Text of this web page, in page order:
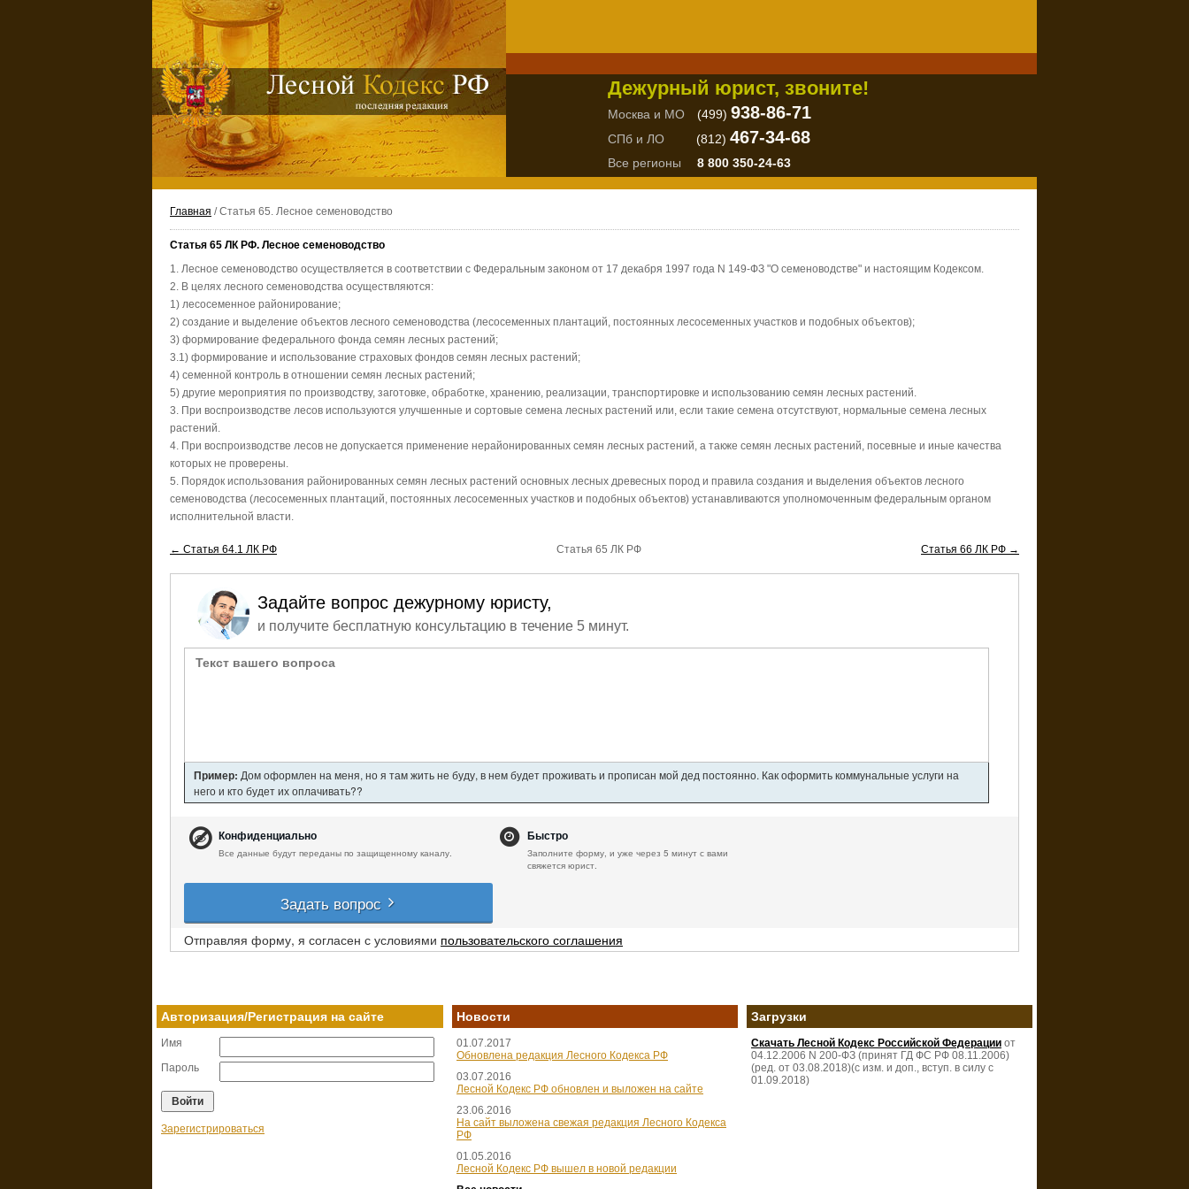
Дежурный юрист, звоните!
Москва и МО (499) 938-86-71
СПб и ЛО (812) 467-34-68
Все регионы 8 800 350-24-63
Главная / Статья 65. Лесное семеноводство
Статья 65 ЛК РФ. Лесное семеноводство
1. Лесное семеноводство осуществляется в соответствии с Федеральным законом от 17 декабря 1997 года N 149-ФЗ "О семеноводстве" и настоящим Кодексом.
2. В целях лесного семеноводства осуществляются:
1) лесосеменное районирование;
2) создание и выделение объектов лесного семеноводства (лесосеменных плантаций, постоянных лесосеменных участков и подобных объектов);
3) формирование федерального фонда семян лесных растений;
3.1) формирование и использование страховых фондов семян лесных растений;
4) семенной контроль в отношении семян лесных растений;
5) другие мероприятия по производству, заготовке, обработке, хранению, реализации, транспортировке и использованию семян лесных растений.
3. При воспроизводстве лесов используются улучшенные и сортовые семена лесных растений или, если такие семена отсутствуют, нормальные семена лесных
растений.
4. При воспроизводстве лесов не допускается применение нерайонированных семян лесных растений, а также семян лесных растений, посевные и иные качества
которых не проверены.
5. Порядок использования районированных семян лесных растений основных лесных древесных пород и правила создания и выделения объектов лесного
семеноводства (лесосеменных плантаций, постоянных лесосеменных участков и подобных объектов) устанавливаются уполномоченным федеральным органом
исполнительной власти.
← Статья 64.1 ЛК РФ Статья 65 ЛК РФ Статья 66 ЛК РФ →
Задайте вопрос дежурному юристу,
и получите бесплатную консультацию в течение 5 минут.
Пример: Дом оформлен на меня, но я там жить не буду, в нем будет проживать и прописан мой дед постоянно. Как оформить коммунальные услуги на
него и кто будет их оплачивать??
Конфиденциально
Все данные будут переданы по защищенному каналу.
Быстро
Заполните форму, и уже через 5 минут с вами
свяжется юрист.
Задать вопрос
Отправляя форму, я согласен с условиями пользовательского соглашения
Авторизация/Регистрация на сайте
Имя
Пароль
Зарегистрироваться
Новости
01.07.2017
Обновлена редакция Лесного Кодекса РФ
03.07.2016
Лесной Кодекс РФ обновлен и выложен на сайте
23.06.2016
На сайт выложена свежая редакция Лесного Кодекса
РФ
01.05.2016
Лесной Кодекс РФ вышел в новой редакции
Загрузки
Скачать Лесной Кодекс Российской Федерации от
04.12.2006 N 200-ФЗ (принят ГД ФС РФ 08.11.2006)
(ред. от 03.08.2018)(с изм. и доп., вступ. в силу с
01.09.2018)